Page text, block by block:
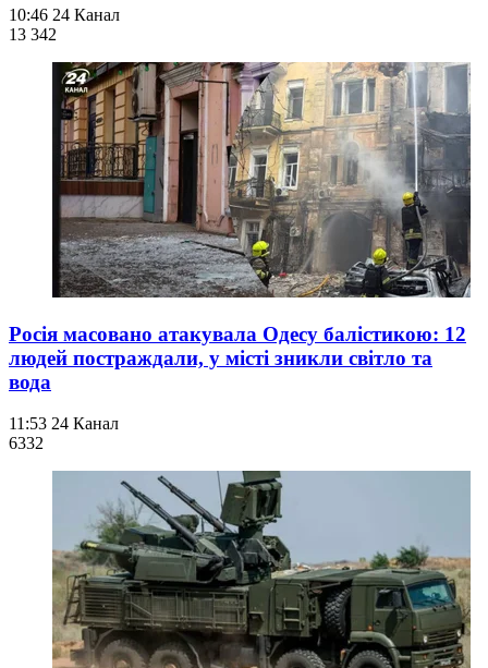
10:46 24 Канал
13 342
Росія масовано атакувала Одесу балістикою: 12
людей постраждали, у місті зникли світло та
вода
11:53 24 Канал
6332